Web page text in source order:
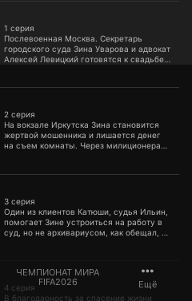
ЧЕМПИОНАТ МИРА
FIFA2026
Ещё
1 серия
Послевоенная Москва. Секретарь
городского суда Зина Уварова и адвокат
Алексей Левицкий готовятся к свадьбе.
обвинению.
2 серия
На вокзале Иркутска Зина становится
жертвой мошенника и лишается денег
на съем комнаты. Через милиционера
соглашается помочь Уваровой.
3 серия
Один из клиентов Катюши, судья Ильин,
помогает Зине устроиться на работу в
суд, но не архивариусом, как обещал, а
4 серия
В благодарность за спасение жизни